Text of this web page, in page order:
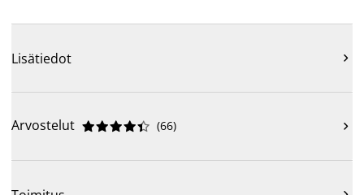
Lisätiedot 
Arvostelut 




 (66) 